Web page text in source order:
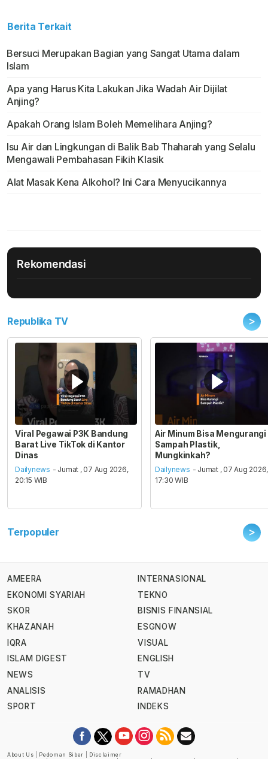
Berita Terkait
Bersuci Merupakan Bagian yang Sangat Utama dalam
Islam
Apa yang Harus Kita Lakukan Jika Wadah Air Dijilat
Anjing?
Apakah Orang Islam Boleh Memelihara Anjing?
Isu Air dan Lingkungan di Balik Bab Thaharah yang Selalu
Mengawali Pembahasan Fikih Klasik
Alat Masak Kena Alkohol? Ini Cara Menyucikannya
Rekomendasi
Republika TV >
Viral Pegawai P3K Bandung
Barat Live TikTok di Kantor
Dinas
Dailynews - Jumat , 07 Aug 2026,
20:15 WIB
Air Minum Bisa Mengurangi
Sampah Plastik,
Mungkinkah?
Dailynews - Jumat , 07 Aug 2026,
17:30 WIB
Terpopuler >
AMEERA
EKONOMI SYARIAH
SKOR
KHAZANAH
IQRA
ISLAM DIGEST
NEWS
ANALISIS
SPORT
INTERNASIONAL
TEKNO
BISNIS FINANSIAL
ESGNOW
VISUAL
ENGLISH
TV
RAMADHAN
INDEKS
About Us Pedoman Siber
Disclaimer